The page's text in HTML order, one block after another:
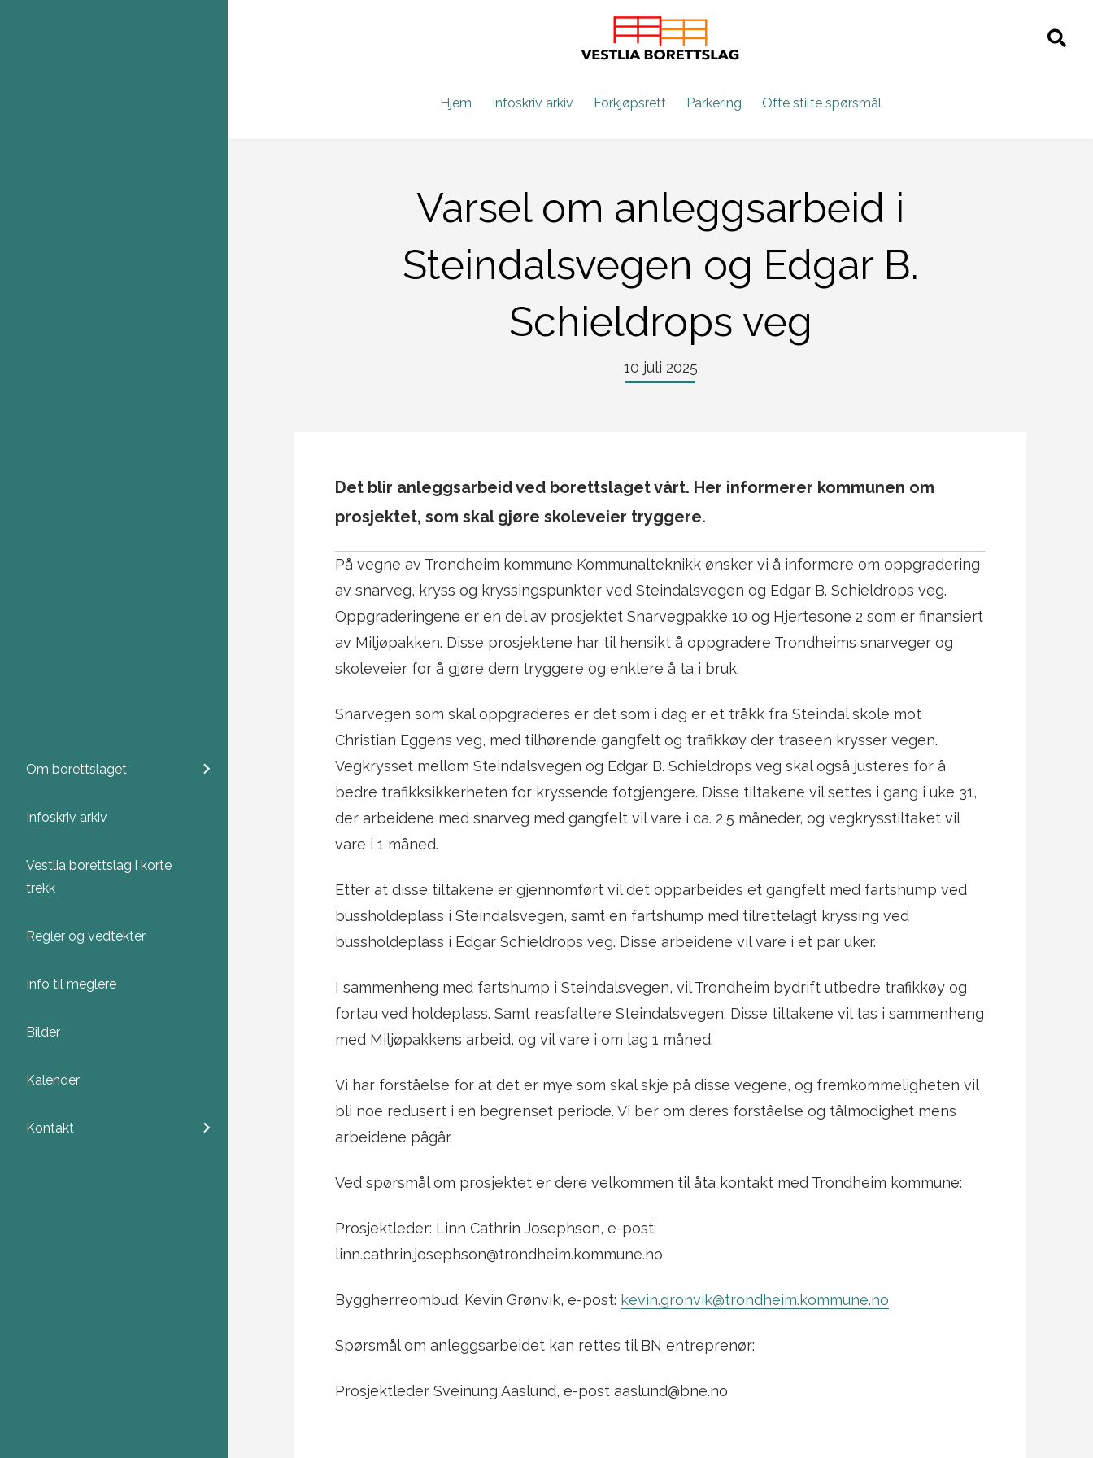
Hjem Infoskriv arkiv Forkjøpsrett Parkering Ofte stilte spørsmål
Om borettslaget
Infoskriv arkiv
Vestlia borettslag i korte
trekk
Regler og vedtekter
Info til meglere
Bilder
Kalender
Kontakt
Varsel om anleggsarbeid i
Steindalsvegen og Edgar B.
Schieldrops veg
10 juli 2025
Det blir anleggsarbeid ved borettslaget vårt. Her informerer kommunen om
prosjektet, som skal gjøre skoleveier tryggere.
På vegne av Trondheim kommune Kommunalteknikk ønsker vi å informere om oppgradering
av snarveg, kryss og kryssingspunkter ved Steindalsvegen og Edgar B. Schieldrops veg.
Oppgraderingene er en del av prosjektet Snarvegpakke 10 og Hjertesone 2 som er finansiert
av Miljøpakken. Disse prosjektene har til hensikt å oppgradere Trondheims snarveger og
skoleveier for å gjøre dem tryggere og enklere å ta i bruk.
Snarvegen som skal oppgraderes er det som i dag er et tråkk fra Steindal skole mot
Christian Eggens veg, med tilhørende gangfelt og trafikkøy der traseen krysser vegen.
Vegkrysset mellom Steindalsvegen og Edgar B. Schieldrops veg skal også justeres for å
bedre trafikksikkerheten for kryssende fotgjengere. Disse tiltakene vil settes i gang i uke 31,
der arbeidene med snarveg med gangfelt vil vare i ca. 2,5 måneder, og vegkrysstiltaket vil
vare i 1 måned.
Etter at disse tiltakene er gjennomført vil det opparbeides et gangfelt med fartshump ved
bussholdeplass i Steindalsvegen, samt en fartshump med tilrettelagt kryssing ved
bussholdeplass i Edgar Schieldrops veg. Disse arbeidene vil vare i et par uker.
I sammenheng med fartshump i Steindalsvegen, vil Trondheim bydrift utbedre trafikkøy og
fortau ved holdeplass. Samt reasfaltere Steindalsvegen. Disse tiltakene vil tas i sammenheng
med Miljøpakkens arbeid, og vil vare i om lag 1 måned.
Vi har forståelse for at det er mye som skal skje på disse vegene, og fremkommeligheten vil
bli noe redusert i en begrenset periode. Vi ber om deres forståelse og tålmodighet mens
arbeidene pågår.
Ved spørsmål om prosjektet er dere velkommen til åta kontakt med Trondheim kommune:
Prosjektleder: Linn Cathrin Josephson, e-post:
linn.cathrin.josephson@trondheim.kommune.no
Byggherreombud: Kevin Grønvik, e-post: kevin.gronvik@trondheim.kommune.no
Spørsmål om anleggsarbeidet kan rettes til BN entreprenør:
Prosjektleder Sveinung Aaslund, e-post aaslund@bne.no